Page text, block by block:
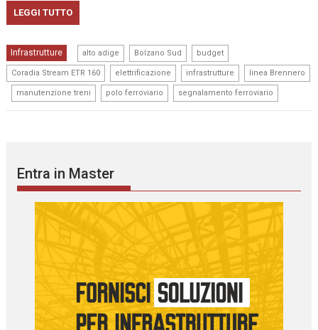
LEGGI TUTTO
Infrastrutture alto adige Bolzano Sud budget
Coradia Stream ETR 160 elettrificazione infrastrutture linea Brennero
manutenzione treni polo ferroviario segnalamento ferroviario
Entra in Master